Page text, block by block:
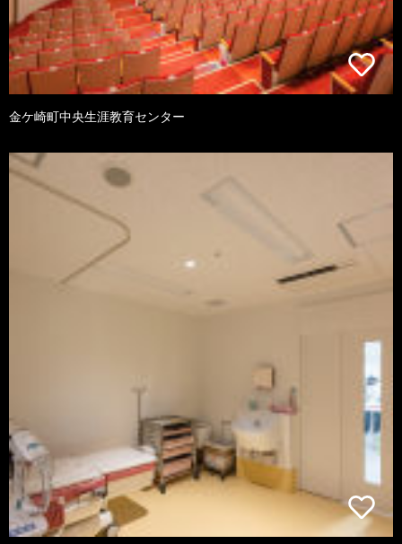
金ケ崎町中央生涯教育センター